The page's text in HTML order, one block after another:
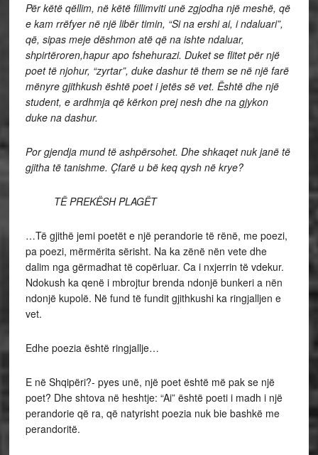
Për këtë qëllim, në këtë fillimviti unë zgjodha një meshë, që
e kam rrëfyer në një libër timin, “Si na ershi ai, i ndaluari”,
që, sipas meje dëshmon atë që na ishte ndaluar,
shpirtëroren,hapur apo fshehurazi. Duket se flitet për një
poet të njohur, “zyrtar”, duke dashur të them se në një farë
mënyre gjithkush është poet i jetës së vet. Është dhe një
student, e ardhmja që kërkon prej nesh dhe na gjykon
duke na dashur.
Por gjendja mund të ashpërsohet. Dhe shkaqet nuk janë të
gjitha të tanishme. Çfarë u bë keq qysh në krye?
TË PREKËSH PLAGËT
…Të gjithë jemi poetët e një perandorie të rënë, me poezi,
pa poezi, mërmërita sërisht. Na ka zënë nën vete dhe
dalim nga gërmadhat të copërluar. Ca i nxjerrin të vdekur.
Ndokush ka qenë i mbrojtur brenda ndonjë bunkeri a nën
ndonjë kupolë. Në fund të fundit gjithkushi ka ringjalljen e
vet.
Edhe poezia është ringjallje…
E në Shqipëri?- pyes unë, një poet është më pak se një
poet? Dhe shtova në heshtje: “Ai” është poeti i madh i një
perandorie që ra, që natyrisht poezia nuk bie bashkë me
perandoritë.